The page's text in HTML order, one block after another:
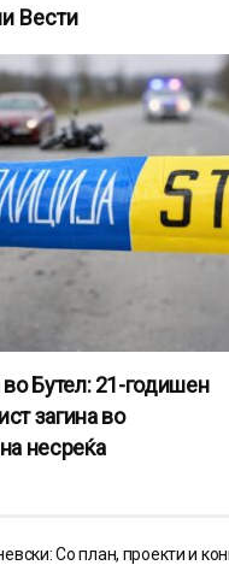
Вести
во Бутел: 21-годишен
загина во
несреќа
Со план, проекти и